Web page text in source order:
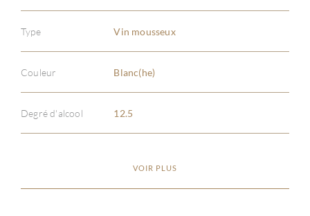
À
Type Vin mousseux
Couleur Blanc(he)
Degré d'alcool 12.5
VOIR PLUS